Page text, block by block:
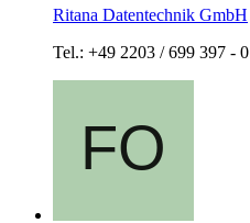
Ritana Datentechnik GmbH
Tel.: +49 2203 / 699 397 - 0